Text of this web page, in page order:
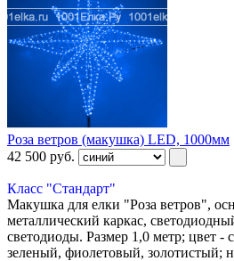
Роза ветров (макушка) LED, 1000мм
42 500 руб.
Класс "Стандарт"
Макушка для елки "Роза ветров",
металлический каркас,
светодиоды. Размер 1,0 метр; цвет
зеленый, фиолетовый, золотистый;